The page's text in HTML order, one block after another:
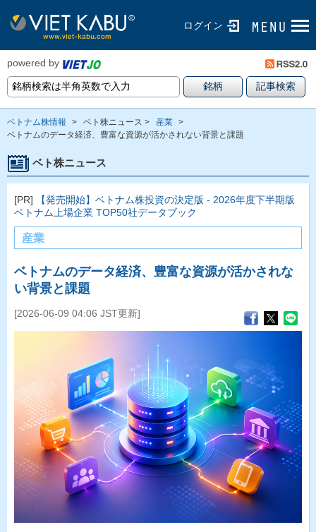
ログイン
powered by
ベトナム株情報 > ベト株ニュース > 産業 >
ベトナムのデータ経済、豊富な資源が活かされない背景と課題
ベト株ニュース
[PR]
【発売開始】ベトナム株投資の決定版 - 2026年度下半期版
ベトナム上場企業 TOP50社データブック
産業
ベトナムのデータ経済、豊富な資源が活かされな
い背景と課題
[2026-06-09 04:06 JST更新]